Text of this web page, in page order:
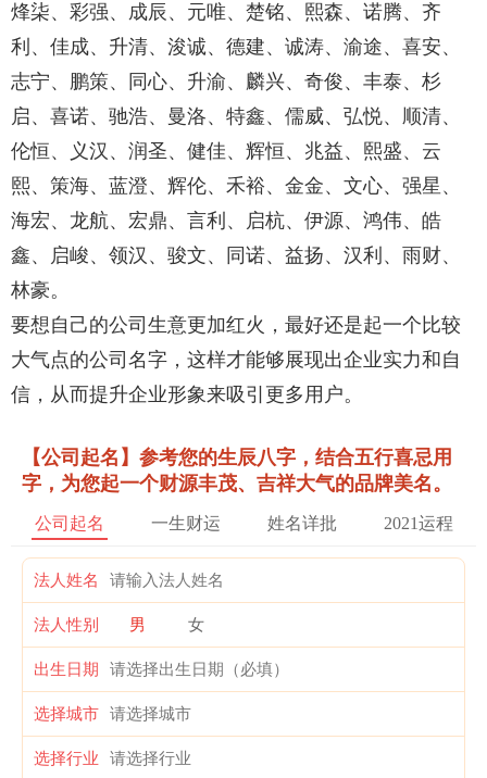
烽柒、彩强、成辰、元唯、楚铭、熙森、诺腾、齐
利、佳成、升清、浚诚、德建、诚涛、渝途、喜安、
志宁、鹏策、同心、升渝、麟兴、奇俊、丰泰、杉
启、喜诺、驰浩、曼洛、特鑫、儒威、弘悦、顺清、
伦恒、义汉、润圣、健佳、辉恒、兆益、熙盛、云
熙、策海、蓝澄、辉伦、禾裕、金金、文心、强星、
海宏、龙航、宏鼎、言利、启杭、伊源、鸿伟、皓
鑫、启峻、领汉、骏文、同诺、益扬、汉利、雨财、
林豪。
要想自己的公司生意更加红火，最好还是起一个比较
大气点的公司名字，这样才能够展现出企业实力和自
信，从而提升企业形象来吸引更多用户。
【公司起名】参考您的生辰八字，结合五行喜忌用
字，为您起一个财源丰茂、吉祥大气的品牌美名。
公司起名 一生财运 姓名详批 2021运程
法人姓名
法人性别 男 女
出生日期
选择城市
选择行业